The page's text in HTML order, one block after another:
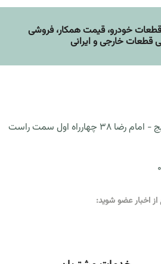
خودرو، قيمت همکار، فروشی
قطعات خارجی و ایرانی
مشهد - میدان بسیج - امام رضا 38 چهارراه اول سمت راست
اخبار عضو شوید: